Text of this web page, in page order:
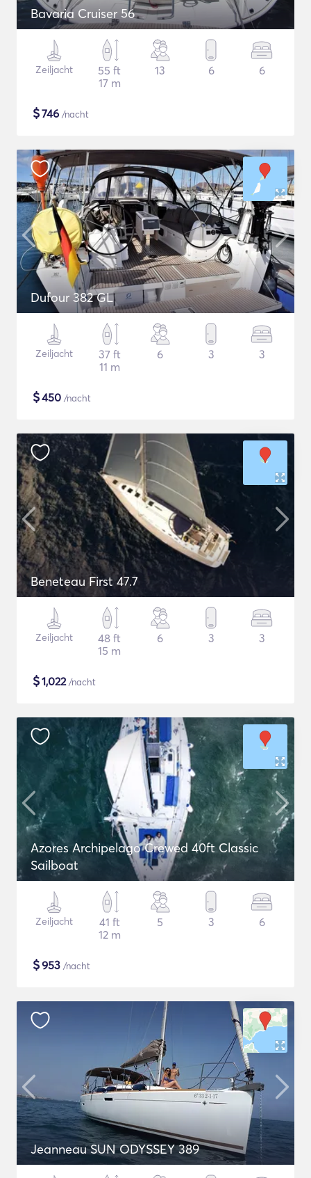
Bavaria Cruiser 56
Zeiljacht
55 ft
17 m
13 6 6
$746 /nacht
Dufour 382 GL
Zeiljacht
37 ft
11 m
6 3 3
$450 /nacht
Beneteau First 47.7
Zeiljacht
48 ft
15 m
6 3 3
$1,022/nacht
Azores Archipelago Crewed 40ft Classic
Sailboat
Zeiljacht
41 ft
12 m
5 3 6
$953 /nacht
Jeanneau SUN ODYSSEY 389